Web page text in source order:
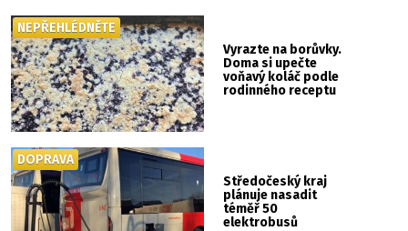
Vyrazte na borůvky.
Doma si upečte
voňavý koláč podle
rodinného receptu
NEPŘEHLÉDNĚTE
Středočeský kraj
plánuje nasadit
téměř 50
elektrobusů
DOPRAVA